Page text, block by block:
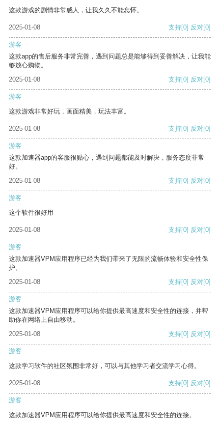
这款游戏的剧情非常感人，让我久久不能忘怀。
2025-01-08 支持[0] 反对[0]
游客
这款app的售后服务非常完善，遇到问题总是能够得到妥善解决，让我能
够放心购物。
2025-01-08
支持[0] 反对[0]
游客
这款游戏非常好玩，画面精美，玩法丰富。
2025-01-08 支持[0] 反对[0]
游客
这款加速器app的客服很贴心，遇到问题都能及时解决，服务态度非常
好。
2025-01-08
支持[0] 反对[0]
游客
这个软件很好用
2025-01-08 支持[0] 反对[0]
游客
这款加速器VPM应用程序已经为我们带来了无限的流畅体验和安全性保
护。
2025-01-08
支持[0] 反对[0]
游客
这款加速器VPM应用程序可以给你提供最高速度和安全性的连接，并帮
助你在网络上自由移动。
2025-01-08
支持[0] 反对[0]
游客
这款学习软件的社区氛围非常好，可以与其他学习者交流学习心得。
2025-01-08 支持[0] 反对[0]
游客
这款加速器VPM应用程序可以给你提供最高速度和安全性的连接。